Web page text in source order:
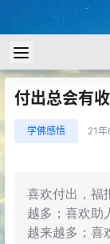
付出总会有
学佛感悟 21年
喜欢付出，福
越多；喜欢助
越来越多；喜